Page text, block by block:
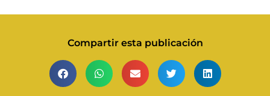
Compartir esta publicación